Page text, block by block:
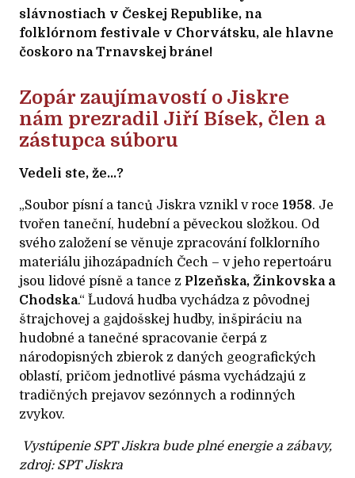
slávnostiach v Českej Republike, na
folklórnom festivale v Chorvátsku, ale hlavne
čoskoro na Trnavskej bráne!
Zopár zaujímavostí o Jiskre
nám prezradil Jiří Bísek, člen a
zástupca súboru
Vedeli ste, že...?
„Soubor písní a tanců Jiskra vznikl v roce 1958. Je
tvořen taneční, hudební a pěveckou složkou. Od
svého založení se věnuje zpracování folklorního
materiálu jihozápadních Čech – v jeho repertoáru
jsou lidové písně a tance z Plzeňska, Žinkovska a
Chodska.“ Ľudová hudba vychádza z pôvodnej
štrajchovej a gajdošskej hudby, inšpiráciu na
hudobné a tanečné spracovanie čerpá z
národopisných zbierok z daných geografických
oblastí, pričom jednotlivé pásma vychádzajú z
tradičných prejavov sezónnych a rodinných
zvykov.
Vystúpenie SPT Jiskra bude plné energie a zábavy,
zdroj: SPT Jiskra